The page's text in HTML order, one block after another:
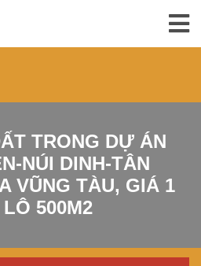
TRONG DỰ ÁN
NÚI DINH-TÂN
VŨNG TÀU, GIÁ 1
500M2